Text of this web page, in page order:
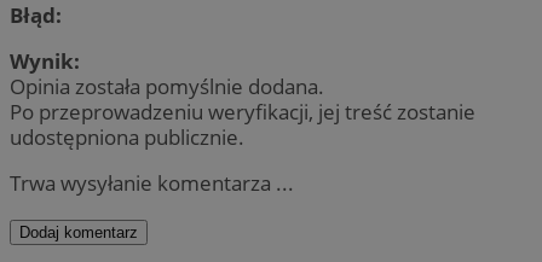
Błąd:
Wynik:
Opinia została pomyślnie dodana.
Po przeprowadzeniu weryfikacji, jej treść zostanie
udostępniona publicznie.
Trwa wysyłanie komentarza ...
Dodaj komentarz